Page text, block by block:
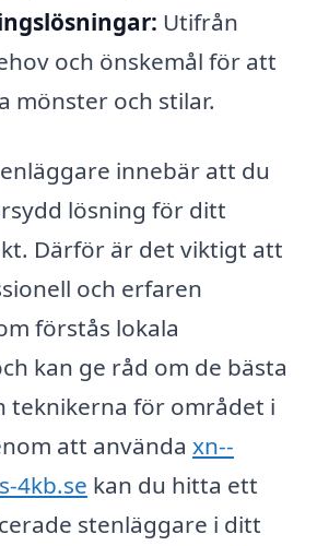
Utifrån
och önskemål för att
mönster och stilar.
innebär att du
lösning för ditt
Därför är det viktigt att
och erfaren
förstås lokala
kan ge råd om de bästa
teknikerna för området i
att använda xn--
4kb.se kan du hitta ett
stenläggare i ditt